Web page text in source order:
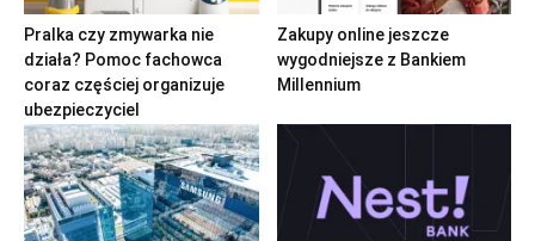
Pralka czy zmywarka nie
działa? Pomoc fachowca
coraz częściej organizuje
ubezpieczyciel
Zakupy online jeszcze
wygodniejsze z Bankiem
Millennium